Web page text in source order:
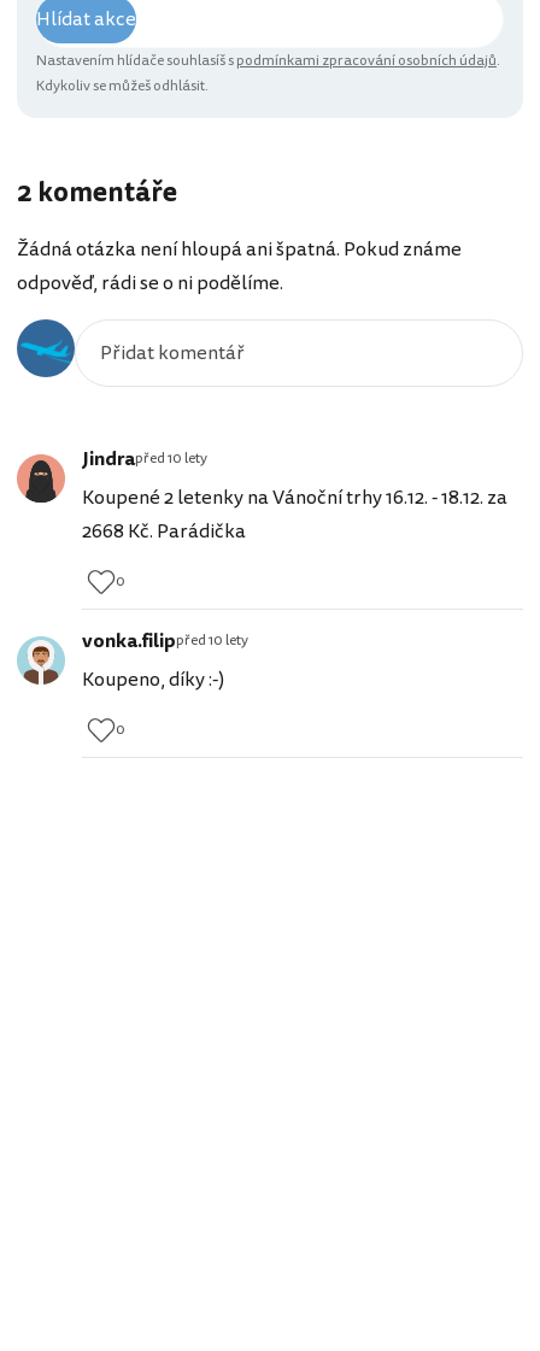
Hlídat akce
Nastavením hlídače souhlasíš spodmínkami zpracování osobních údajů.
Kdykoliv se můžeš odhlásit.
2 komentáře
Žádná otázka není hloupá ani špatná. Pokud známe
odpověď, rádi se o ni podělíme.
Jindrapřed 10 lety
Koupené 2 letenky na Vánoční trhy 16.12. - 18.12. za
2668 Kč. Parádička
0
vonka.filippřed 10 lety
Koupeno, díky :-)
0